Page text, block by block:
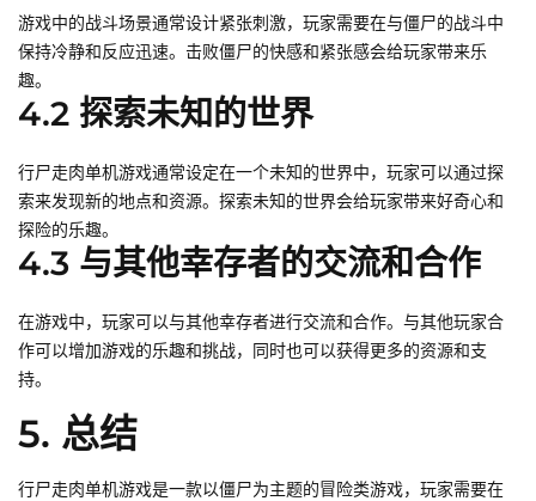
游戏中的战斗场景通常设计紧张刺激，玩家需要在与僵尸的战斗中
保持冷静和反应迅速。击败僵尸的快感和紧张感会给玩家带来乐
趣。
4.2 探索未知的世界
行尸走肉单机游戏通常设定在一个未知的世界中，玩家可以通过探
索来发现新的地点和资源。探索未知的世界会给玩家带来好奇心和
探险的乐趣。
4.3 与其他幸存者的交流和合作
在游戏中，玩家可以与其他幸存者进行交流和合作。与其他玩家合
作可以增加游戏的乐趣和挑战，同时也可以获得更多的资源和支
持。
5. 总结
行尸走肉单机游戏是一款以僵尸为主题的冒险类游戏，玩家需要在